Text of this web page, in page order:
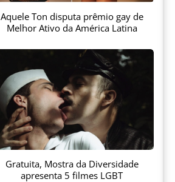
Aquele Ton disputa prêmio gay de
Melhor Ativo da América Latina
Gratuita, Mostra da Diversidade
apresenta 5 filmes LGBT